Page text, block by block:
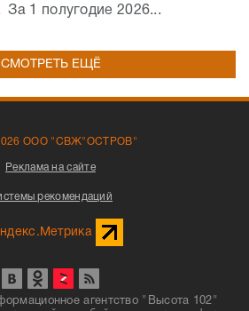
1 полугодие 2026...
СМОТРЕТЬ ЕЩЁ
ООО "СВЖ"ОСТРОВ"
Реклама на сайте
рекомендаций
агентство "Высота 102"